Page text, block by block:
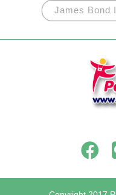
James Bond